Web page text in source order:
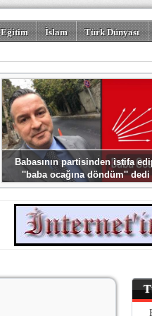
Eğitim İslam Türk Dünyası
Babasının partisinden istifa
''baba ocağına döndüm'' dedi